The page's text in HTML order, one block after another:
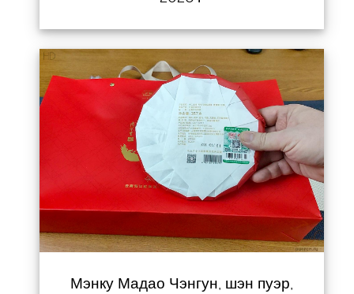
Мэнку Мадао Чэнгун, шэн пуэр,